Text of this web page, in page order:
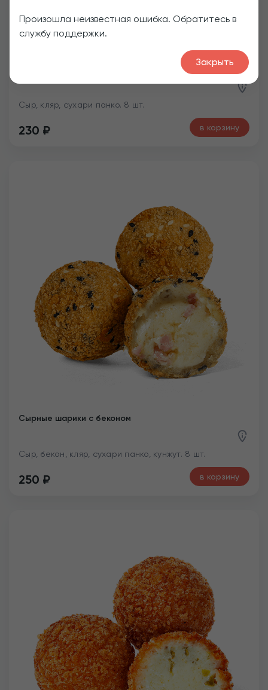
Произошла неизвестная ошибка. Обратитесь в
службу поддержки.
Закрыть
Сыр, кляр, сухари панко. 8 шт.
230 ₽ в корзину
Сырные шарики с беконом
Сыр, бекон, кляр, сухари панко, кунжут. 8 шт.
250 ₽ в корзину